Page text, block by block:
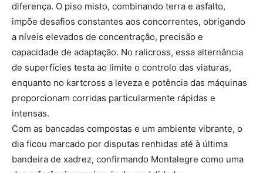
diferença. O piso misto, combinando terra e asfalto,
impõe desafios constantes aos concorrentes, obrigando
a níveis elevados de concentração, precisão e
capacidade de adaptação. No ralicross, essa alternância
de superfícies testa ao limite o controlo das viaturas,
enquanto no kartcross a leveza e potência das máquinas
proporcionam corridas particularmente rápidas e
intensas.
Com as bancadas compostas e um ambiente vibrante, o
dia ficou marcado por disputas renhidas até à última
bandeira de xadrez, confirmando Montalegre como uma